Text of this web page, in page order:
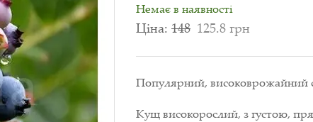
Немає в наявності
Ціна: 148 125.8 грн
Популярний, високоврожайний
Кущ високорослий, з густою,